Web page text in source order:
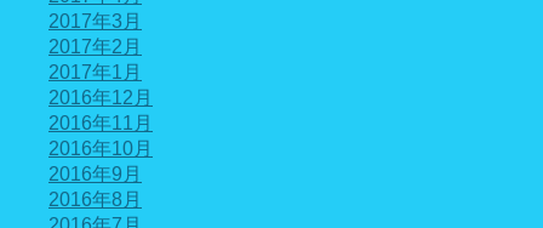
2017年3月
2017年2月
2017年1月
2016年12月
2016年11月
2016年10月
2016年9月
2016年8月